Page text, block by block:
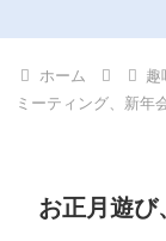
ホーム 趣
ミーティング、新年
お正月遊び